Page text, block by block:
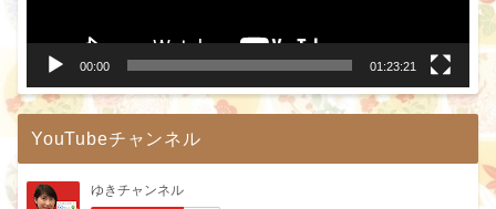
00:00 01:23:21
YouTubeチャンネル